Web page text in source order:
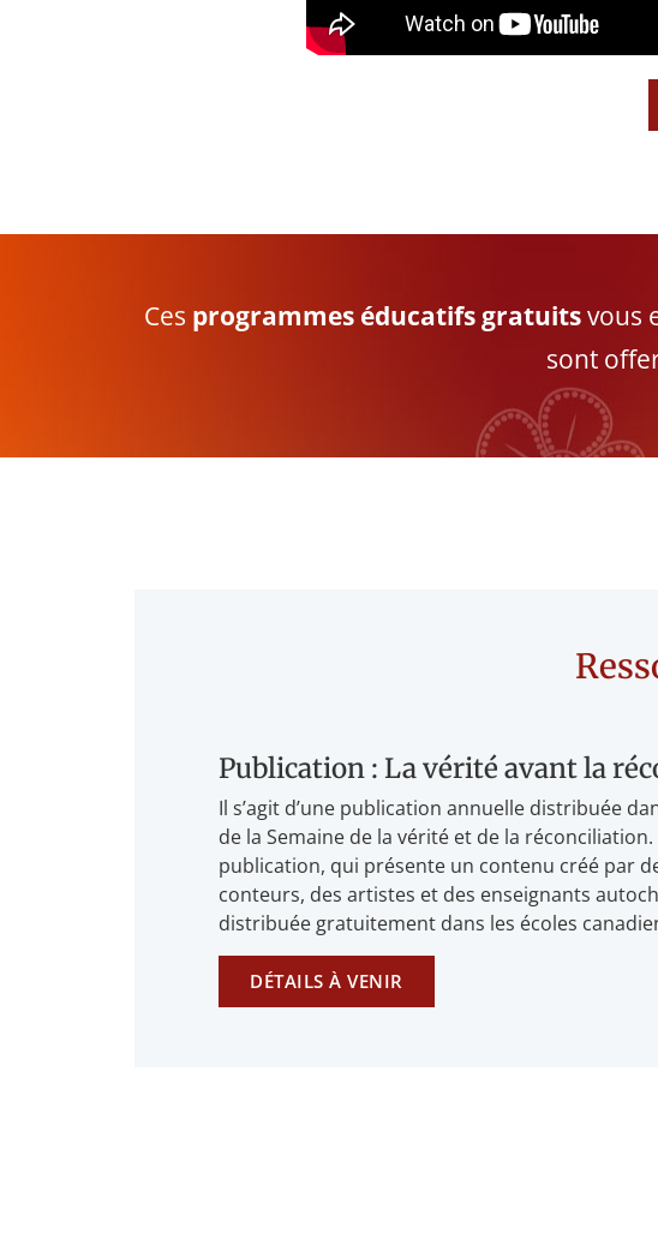
Ces programmes éducatifs gratuitsvous
sont
Publication : La vérité avant la
Il s’agit d’une publication annuelle distribuée
de la Semaine de la vérité et de la réconciliation.
publication, qui présente un contenu créé par
conteurs, des artistes et des enseignants
distribuée gratuitement dans les écoles
DÉTAILS À VENIR